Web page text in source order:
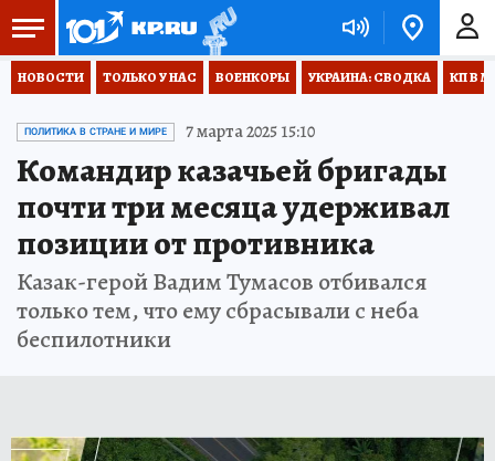
НОВОСТИ ТОЛЬКО У НАС ВОЕНКОРЫ УКРАИНА: СВОДКА КП В
ПОЛИТИКА В СТРАНЕ И МИРЕ 7 марта 2025 15:10
Командир казачьей бригады
почти три месяца удерживал
позиции от противника
Казак-герой Вадим Тумасов отбивался
только тем, что ему сбрасывали с неба
беспилотники